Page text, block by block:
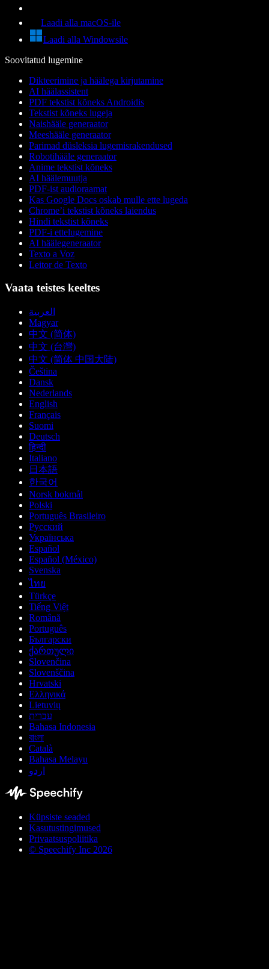
Laadi alla macOS-ile
Laadi alla Windowsile
Soovitatud lugemine
Dikteerimine ja häälega kirjutamine
AI häälassistent
PDF tekstist kõneks Androidis
Tekstist kõneks lugeja
Naishääle generaator
Meeshääle generaator
Parimad düsleksia lugemisrakendused
Robotihääle generaator
Anime tekstist kõneks
AI häälemuutja
PDF-ist audioraamat
Kas Google Docs oskab mulle ette lugeda
Chrome’i tekstist kõneks laiendus
Hindi tekstist kõneks
PDF-i ettelugemine
AI häälegeneraator
Texto a Voz
Leitor de Texto
Vaata teistes keeltes
العربية
Magyar
中文 (简体)
中文 (台灣)
中文 (简体 中国大陆)
Čeština
Dansk
Nederlands
English
Français
Suomi
Deutsch
हिन्दी
Italiano
日本語
한국어
Norsk bokmål
Polski
Português Brasileiro
Русский
Українська
Español
Español (México)
Svenska
ไทย
Türkçe
Tiếng Việt
Română
Português
Български
ქართული
Slovenčina
Slovenščina
Hrvatski
Ελληνικά
Lietuvių
עברית
Bahasa Indonesia
বাংলা
Català
Bahasa Melayu
اردو
Küpsiste seaded
Kasutustingimused
Privaatsuspoliitika
© Speechify Inc 2026